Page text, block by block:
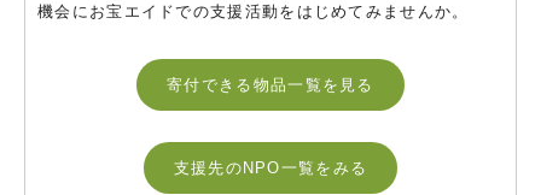
機会にお宝エイドでの支援活動をはじめてみませんか。
寄付できる物品一覧を見る
支援先のNPO一覧をみる